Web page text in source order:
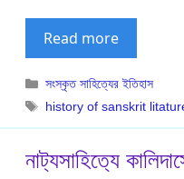
Read more
Categories
সংস্কৃত সাহিত্যের ইতিহাস
Tags
history of sanskrit
নাট‍্যসাহিত‍্যে